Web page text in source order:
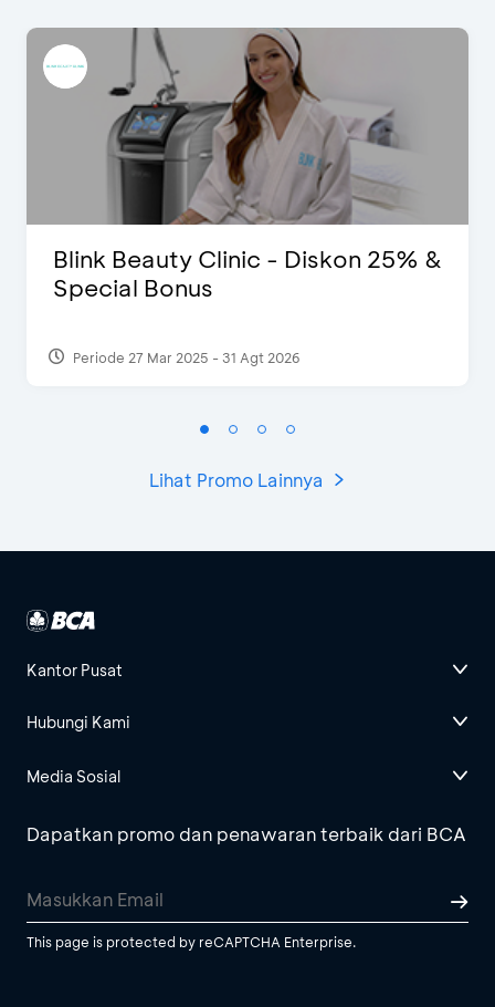
Blink Beauty Clinic - Diskon 25% &
Special Bonus
Periode 27 Mar 2025 - 31 Agt 2026
Lihat Promo Lainnya
Kantor Pusat
Hubungi Kami
Media Sosial
Dapatkan promo dan penawaran terbaik dari BCA
This page is protected by reCAPTCHA Enterprise.